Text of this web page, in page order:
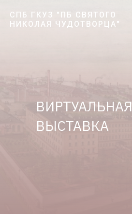
СПБ ГКУЗ "ПБ СВЯТОГО
НИКОЛАЯ ЧУДОТВОРЦА"
ВИРТУАЛЬНАЯ
ВЫСТАВКА